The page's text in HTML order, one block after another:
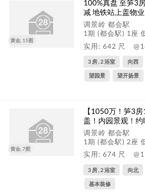
黄金, 15图
100%真盘 至笋3
减 地铁站上盖物业
调景岭 都会駅
1期 (都会駅) 1座
实用: 642 尺
3 房 , 2 浴室 向西
望园景 望开扬景
黄金, 7图
【1050万！笋3
盖！内园景观！约
调景岭 都会駅
1期 (都会駅) 2座
实用: 674 尺
3 房 , 2 浴室 向北
基本装修